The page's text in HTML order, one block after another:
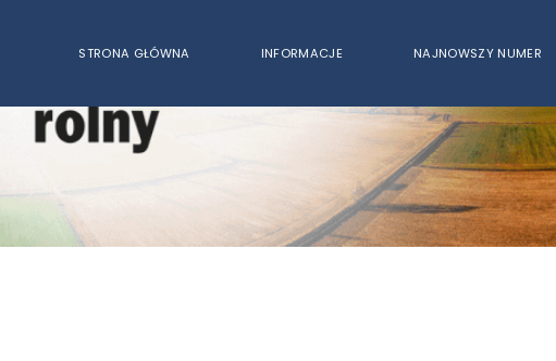
STRONA GŁÓWNA INFORMACJE NAJNOWSZY NUMER